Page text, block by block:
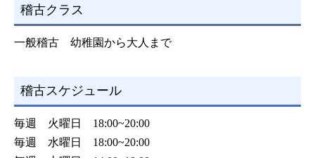
稽古クラス
一般稽古 幼稚園から大人まで
稽古スケジュール
毎週 火曜日 18:00~20:00
毎週 水曜日 18:00~20:00